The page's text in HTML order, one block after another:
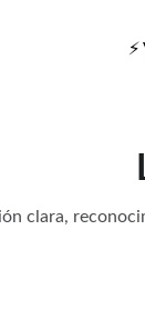
clara,